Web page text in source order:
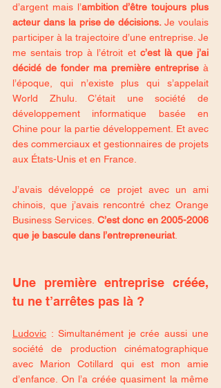
d’argent mais l’ambition d’être toujours plus
acteur dans la prise de décisions. Je voulais
participer à la trajectoire d’une entreprise. Je
me sentais trop à l’étroit et c’est là que j’ai
décidé de fonder ma première entreprise à
l’époque, qui n’existe plus qui s’appelait
World Zhulu. C’était une société de
développement informatique basée en
Chine pour la partie développement. Et avec
des commerciaux et gestionnaires de projets
aux États-Unis et en France.
J’avais développé ce projet avec un ami
chinois, que j’avais rencontré chez Orange
Business Services. C’est donc en 2005-2006
que je bascule dans l’entrepreneuriat.
Une première entreprise créée,
tu ne t’arrêtes pas là ?
Ludovic : Simultanément je crée aussi une
société de production cinématographique
avec Marion Cotillard qui est mon amie
d’enfance. On l’a créée quasiment la même